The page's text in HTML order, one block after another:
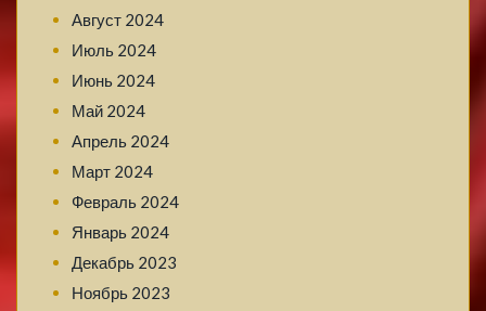
Август 2024
Июль 2024
Июнь 2024
Май 2024
Апрель 2024
Март 2024
Февраль 2024
Январь 2024
Декабрь 2023
Ноябрь 2023